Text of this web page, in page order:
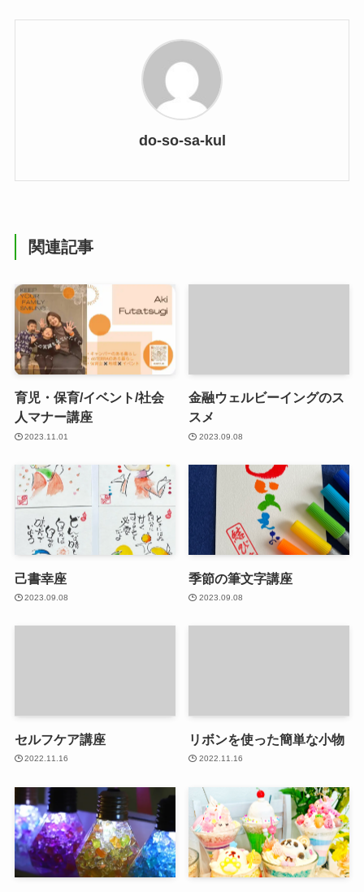
do-so-sa-kul
関連記事
育児・保育/イベント/社会
人マナー講座
2023.11.01
金融ウェルビーイングのス
スメ
2023.09.08
己書幸座
2023.09.08
季節の筆文字講座
2023.09.08
セルフケア講座
2022.11.16
リボンを使った簡単な小物
2022.11.16